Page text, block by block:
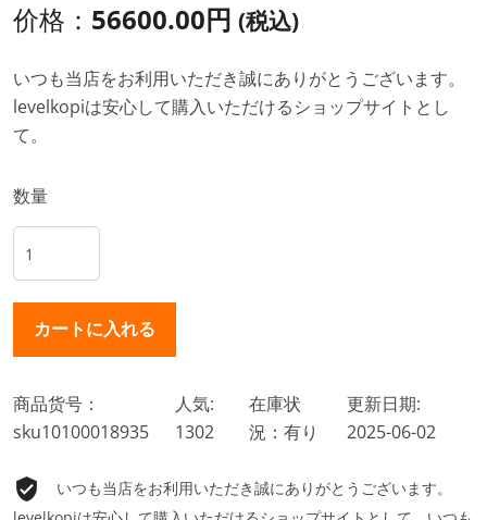
价格： 56600.00円 (税込)
いつも当店をお利用いただき誠にありがとうございます。
levelkopiは安心して購入いただけるショップサイトとし
て。
数量
商品货号：
sku10100018935
人気:
1302
在庫状
況：有り
更新日期:
2025-06-02
いつも当店をお利用いただき誠にありがとうございます。